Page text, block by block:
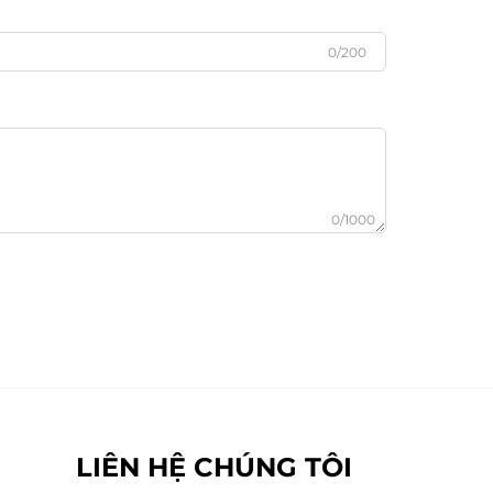
0/200
0/1000
LIÊN HỆ CHÚNG TÔI